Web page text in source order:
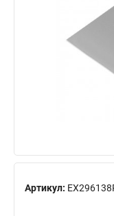
Артикул: